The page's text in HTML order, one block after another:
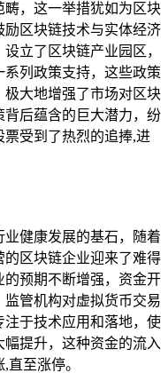
，这一举措犹如为区块
区块链技术与实体经济
立了区块链产业园区，
列政策支持，这些政策
大地增强了市场对区块
后蕴含的巨大潜力，纷
受到了热烈的追捧,进
健康发展的基石，随着
的区块链企业迎来了难得
预期不断增强，资金开
管机构对虚拟货币交易
于技术应用和落地，使
提升，这种资金的流入
至涨停。